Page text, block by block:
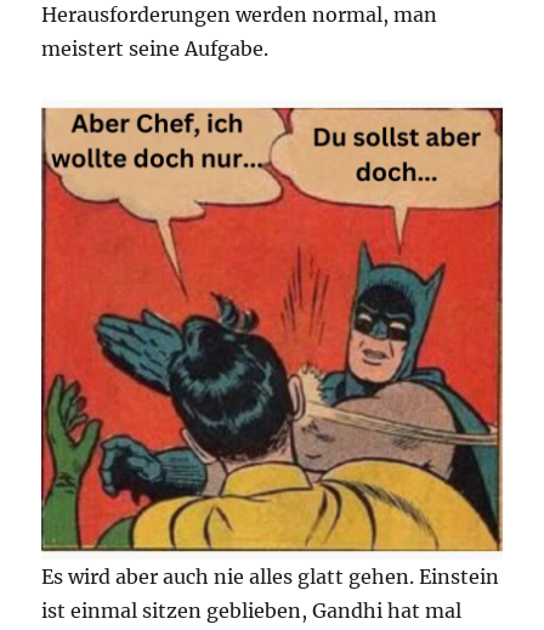
Herausforderungen werden normal, man
meistert seine Aufgabe.
Es wird aber auch nie alles glatt gehen. Einstein
ist einmal sitzen geblieben, Gandhi hat mal